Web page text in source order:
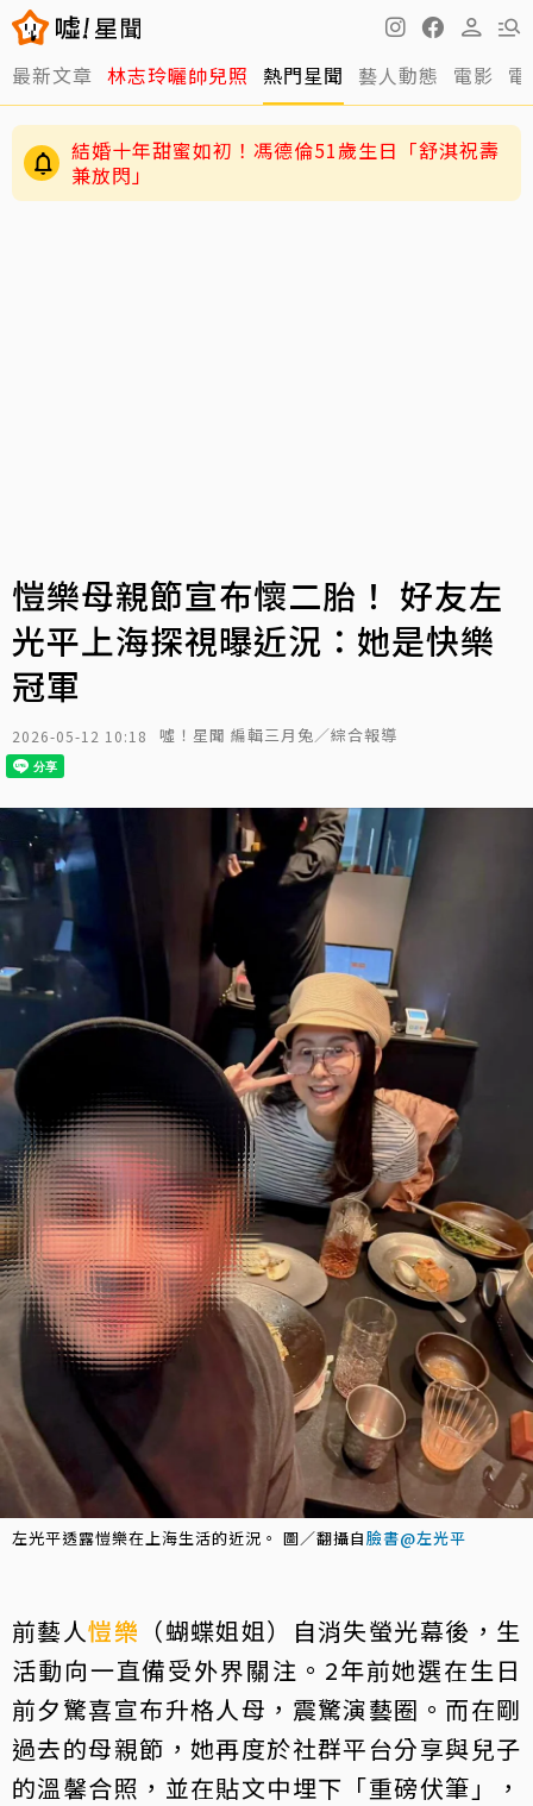
最新文章 林志玲曬帥兒照 熱門星聞 藝人動態 電影
結婚十年甜蜜如初！馮德倫51歲生日「舒淇祝壽
兼放閃」
愷樂母親節宣布懷二胎！ 好友左
光平上海探視曝近況：她是快樂
冠軍
2026-05-12 10:18 噓！星聞 編輯三月兔／綜合報導
左光平透露愷樂在上海生活的近況。 圖／翻攝自臉書@左光平
前藝人愷樂 （蝴蝶姐姐）自消失螢光幕後，生
活動向一直備受外界關注。2年前她選在生日
前夕驚喜宣布升格人母，震驚演藝圈。而在剛
過去的母親節，她再度於社群平台分享與兒子
的溫馨合照，並在貼文中埋下「重磅伏筆」，